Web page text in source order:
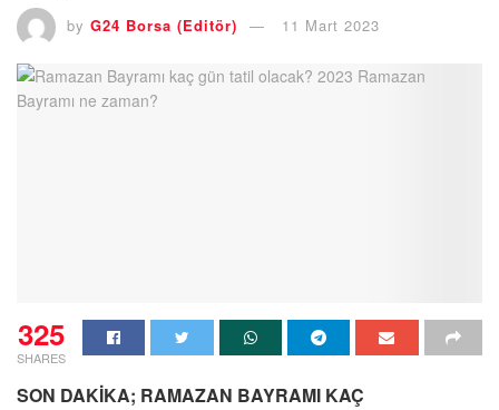
by G24 Borsa (Editör) 11 Mart 2023
325
SHARES
SON DAKİKA; RAMAZAN BAYRAMI KAÇ